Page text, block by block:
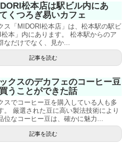
松本店は駅ビル内にあ
くつろぎ易いカフェ
ス「MIDORI松本店」は、松本駅の駅ビ
松本」内にあります。 松本駅からのア
なだけでなく、見か...
記事を読む
クスのデカフェのコーヒー豆
うことができた話
スでコーヒー豆を購入している人も多
。 厳選された豆に高い製法技術により
位なコーヒー豆は、確かに魅力...
記事を読む